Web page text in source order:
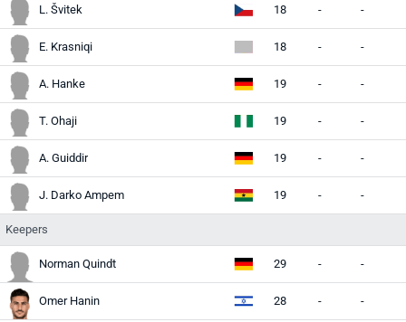
L. Švitek 18 - -
E. Krasniqi 18 - -
A. Hanke 19 - -
T. Ohaji 19 - -
A. Guiddir 19 - -
J. Darko Ampem 19 - -
Keepers
Norman Quindt 29 - -
Omer Hanin 28 - -